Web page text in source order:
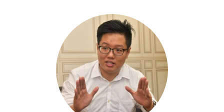
餐厅，把日常的喜怒哀乐都化为美食和文